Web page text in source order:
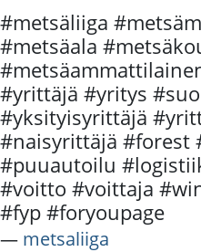
#metsäliiga
#metsäala
#yrittäjä #yritys
#yksityisyrittäjä
#naisyrittäjä #forest
#puuautoilu
#voitto #voittaja
#fyp #foryoupage
― metsaliiga